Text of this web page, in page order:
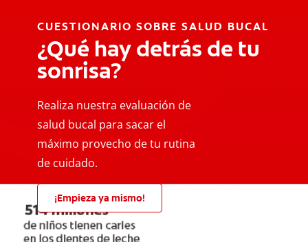
CUESTIONARIO SOBRE SALUD BUCAL
¿Qué hay detrás de tu
sonrisa?
Realiza nuestra evaluación de
salud bucal para sacar el
máximo provecho de tu rutina
de cuidado.
¡Empieza ya mismo!